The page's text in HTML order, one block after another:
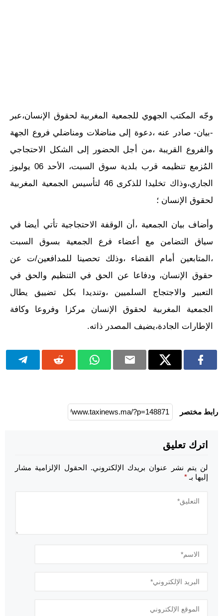
وجّه المكتب الجهوي للجمعية المغربية لحقوق الإنسان،عبر
-بيان- صادر عنه ،دعوة إلى مناضلات ومناضلي فروع الجهة
والفروع القريبة ،من أجل الحضور إلى الشكل الاحتجاجي
المُزمع تنظيمه قرب بلدية سوق السبت، الأحد 06 يوليوز
الجاري،وذاك تخليدا للذكرى 46 لتأسيس الجمعية المغربية
لحقوق الإنسان ؛
وأضاف بيان الجمعية ،أن الوقفة الاحتجاجية تأتي أيضا في
سياق التضامن مع أعضاء فرع الجمعية بسوق السبت
،المتابعين أمام القضاء ،وذلك تحصينا للمدافعين/ت عن
حقوق الإنسان، ودفاعا عن الحق في التنظيم والحق في
التعبير والاجتجاج السلميين ،وتنديدا بكل تضييق يطال
الجمعية المغربية لحقوق الإنسان مركزا وفروعا وكافة
الإطارات الجادة،يضيف المصدر ذاته.
رابط مختصر
اترك تعليق
لن يتم نشر عنوان بريدك الإلكتروني. الحقول الإلزامية مشار
إليها بـ *